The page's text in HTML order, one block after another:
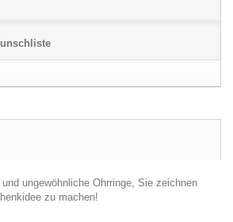
ungewöhnliche Ohrringe, Sie zeichnen
zu machen!